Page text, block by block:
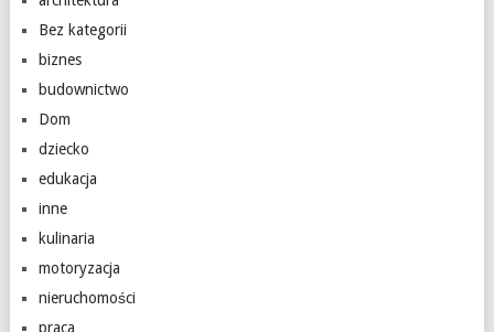
Bez kategorii
biznes
budownictwo
Dom
dziecko
edukacja
inne
kulinaria
motoryzacja
nieruchomości
praca